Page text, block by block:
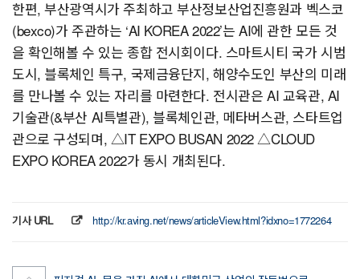
한편, 부산광역시가 주최하고 부산정보산업진흥원과 벡스코
(bexco)가 주관하는 ‘AI KOREA 2022’는 AI에 관한 모든 것
을 확인해볼 수 있는 종합 전시회이다. 스마트시티 국가 시범
도시, 블록체인 특구, 국제금융단지, 해양수도인 부산의 미래
를 만나볼 수 있는 자리를 마련한다. 전시관은 AI 교육관, AI
기술관(&부산 AI특별관), 블록체인관, 메타버스관, 스타트업
관으로 구성되며, △IT EXPO BUSAN 2022 △CLOUD
EXPO KOREA 2022가 동시 개최된다.
기사 URL http://kr.aving.net/news/articleView.html?idxno=1772264